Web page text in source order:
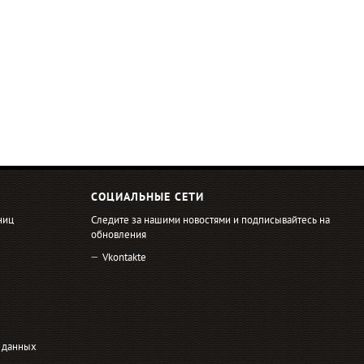
данных
СОЦИАЛЬНЫЕ СЕТИ
Следите за нашими новостями и подписывайтесь на
обновления
Vkontakte